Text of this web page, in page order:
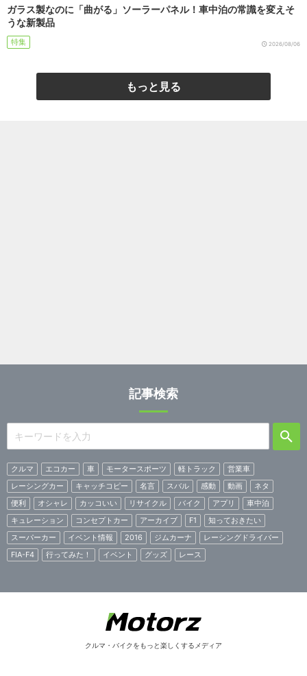
ガラス製なのに「曲がる」ソーラーパネル！車中泊の常識を変えそ
うな新製品
特集 2026/08/06
もっと見る
記事検索
クルマ エコカー 車 モータースポーツ 軽トラック
営業車
レーシングカー
キャッチコピー 名言 スバル 感動 動画
ネタ
便利
オシャレ カッコいい リサイクル バイク アプリ
車中泊
キュレーション
コンセプトカー アーカイブ F1
知っておきたい
スーパーカー
イベント情報 2016 ジムカーナ
レーシングドライバー
FIA-F4
行ってみた！ イベント グッズ レース
クルマ・バイクをもっと楽しくするメディア